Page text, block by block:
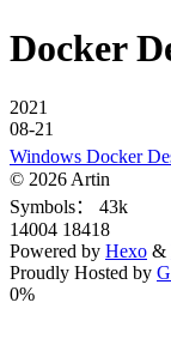
Docker
2021
08-21
Windows Docker
© 2026 Artin
Symbols：
43k
14004 18418
Powered by Hexo &
Proudly Hosted by
0%